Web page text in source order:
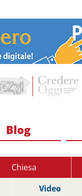
Blog
Chiesa
Video